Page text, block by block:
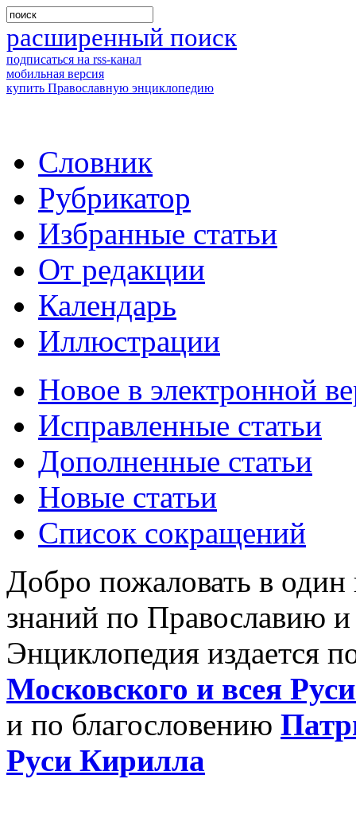
расширенный поиск
подписаться на rss-канал
мобильная версия
купить Православную энциклопедию
Словник
Рубрикатор
Избранные статьи
От редакции
Календарь
Иллюстрации
Новое в электронной
Исправленные статьи
Дополненные статьи
Новые статьи
Список сокращений
Добро пожаловать в
знаний по Православию
Энциклопедия издается
Московского и всея
и по благословению
Руси Кирилла